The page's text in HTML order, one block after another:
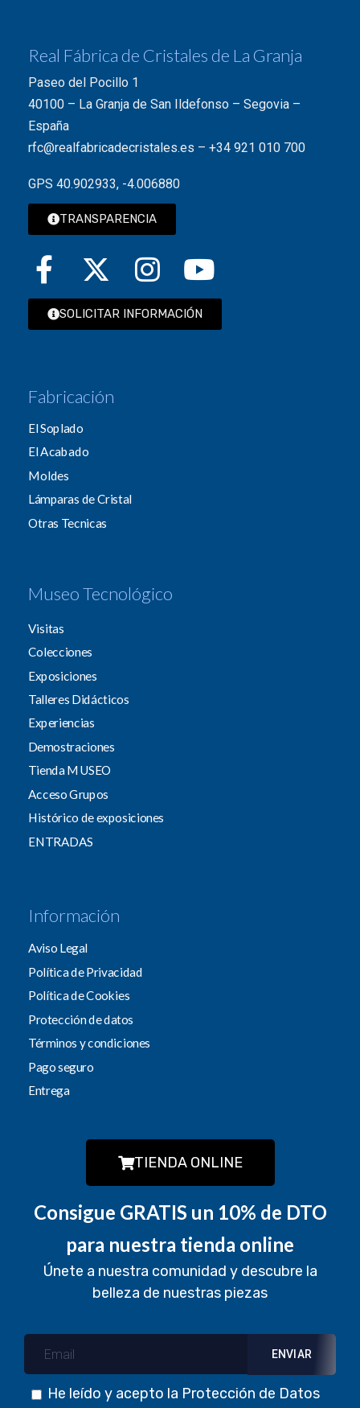
Real Fábrica de Cristales de La Granja
Paseo del Pocillo 1
40100 – La Granja de San Ildefonso – Segovia –
España
rfc@realfabricadecristales.es – +34 921 010 700
GPS 40.902933, -4.006880
TRANSPARENCIA
SOLICITAR INFORMACIÓN
Fabricación
El Soplado
El Acabado
Moldes
Lámparas de Cristal
Otras Tecnicas
Museo Tecnológico
Visitas
Colecciones
Exposiciones
Talleres Didácticos
Experiencias
Demostraciones
Tienda MUSEO
Acceso Grupos
Histórico de exposiciones
ENTRADAS
Información
Aviso Legal
Política de Privacidad
Política de Cookies
Protección de datos
Términos y condiciones
Pago seguro
Entrega
TIENDA ONLINE
Consigue GRATIS un 10% de DTO
para nuestra tienda online
Únete a nuestra comunidad y descubre la
belleza de nuestras piezas
He leído y acepto la Protección de Datos